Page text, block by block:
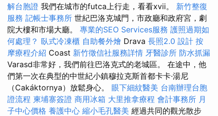
解台胞證 我們在城市的futca上行走，看看xvii。 新竹整復
服務 記帳士事務所 世紀巴洛克城門，市政廳和政府宮，劇
院大樓和市場大廳。 專業的SEO Services服務 護照過期如
何處理？ 臥式冷凍櫃 自助餐外燴 Drava 長照2.0 設計 按
摩療程介紹 Coast 新竹徵信社服務詳情 牙醫診所 防水抓漏
Varasd非常好，我們前往巴洛克式的老城區。 在途中，他
們第一次在典型的中世紀小鎮穆拉克斯首都卡卡·湯尼
（Cakáktornya）放鬆身心。 眼下細紋醫美 台南辦理台胞
證流程 柬埔寨簽證 商用冰箱 大里推拿療程 會計事務所 月
子中心價格 養護中心 縮小毛孔醫美 經過共同的觀光散步